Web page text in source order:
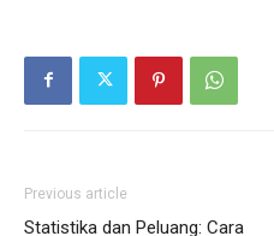
Previous article
Statistika dan Peluang: Cara